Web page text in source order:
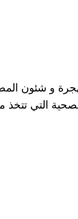
و شئون